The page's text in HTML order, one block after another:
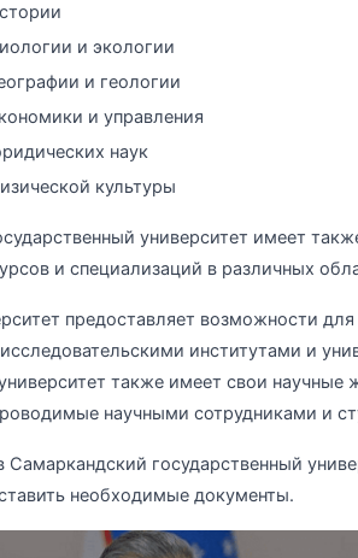
и экологии
и геологии
и управления
наук
культуры
университет имеет
и специализаций в различных
предоставляет возможности
институтами и
также имеет свои научные
научными сотрудниками и
Самаркандский государственный
необходимые документы.